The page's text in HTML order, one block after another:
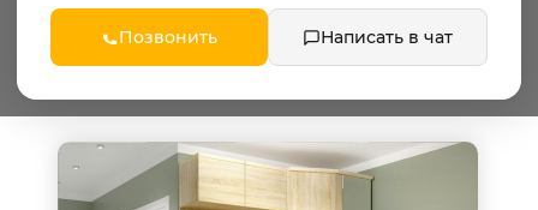
ФИЛЬТР
Позвонить Написать в чат